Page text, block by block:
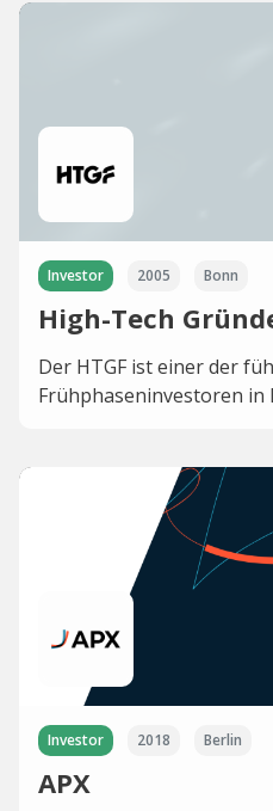
Investor 2005 Bonn
High-Tech
Der HTGF ist einer der
Frühphaseninvestoren in
Investor 2018 Berlin
APX